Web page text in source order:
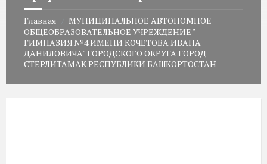
Главная
МУНИЦИПАЛЬНОЕ АВТОНОМНОЕ
ОБЩЕОБРАЗОВАТЕЛЬНОЕ УЧРЕЖДЕНИЕ "
ГИМНАЗИЯ №4 ИМЕНИ КОЧЕТОВА ИВАНА
ДАНИЛОВИЧА" ГОРОДСКОГО ОКРУГА ГОРОД
СТЕРЛИТАМАК РЕСПУБЛИКИ БАШКОРТОСТАН